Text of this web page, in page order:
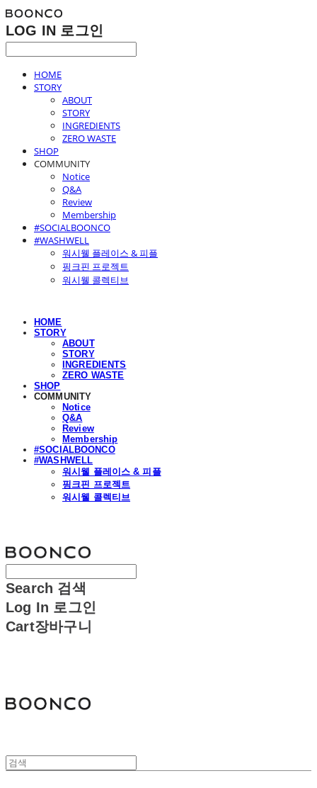
LOG IN 로그인
HOME
STORY
ABOUT
STORY
INGREDIENTS
ZERO WASTE
SHOP
COMMUNITY
Notice
Q&A
Review
Membership
#SOCIALBOONCO
#WASHWELL
워시웰 플레이스 & 피플
핑크핀 프로젝트
워시웰 콜렉티브
HOME
STORY
ABOUT
STORY
INGREDIENTS
ZERO WASTE
SHOP
COMMUNITY
Notice
Q&A
Review
Membership
#SOCIALBOONCO
#WASHWELL
워시웰 플레이스 & 피플
핑크핀 프로젝트
워시웰 콜렉티브
Search 검색
Log In 로그인
Cart장바구니